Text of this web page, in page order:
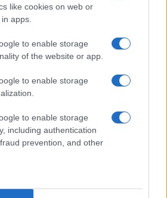
like cookies on web or
apps.
to enable storage
of the website or app.
to enable storage
to enable storage
including authentication
prevention, and other
με 14 τραυματίες η έκρηξη σε
– Τι συνέβη με τον αρχικό
αιολικά στις ΗΠΑ –
σε ορυκτά καύσιμα μετά από